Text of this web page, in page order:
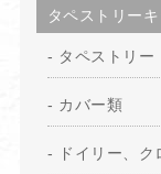
タペストリーキ
タペストリー
カバー類
ドイリー、